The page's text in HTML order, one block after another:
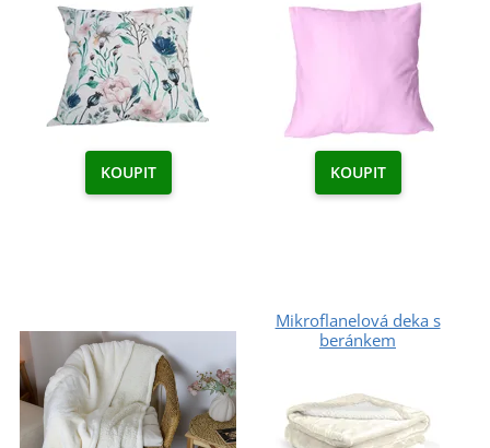
KOUPIT KOUPIT
Mikroflanelová deka s
beránkem